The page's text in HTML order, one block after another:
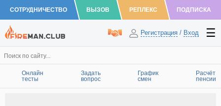
СОТРУДНИЧЕСТВО ВЫЗОВ РЕПЛЕКС ПОДПИСКА
Регистрация / Вход
Онлайн
тесты
Задать
вопрос
График
смен
Расчёт
пенсии